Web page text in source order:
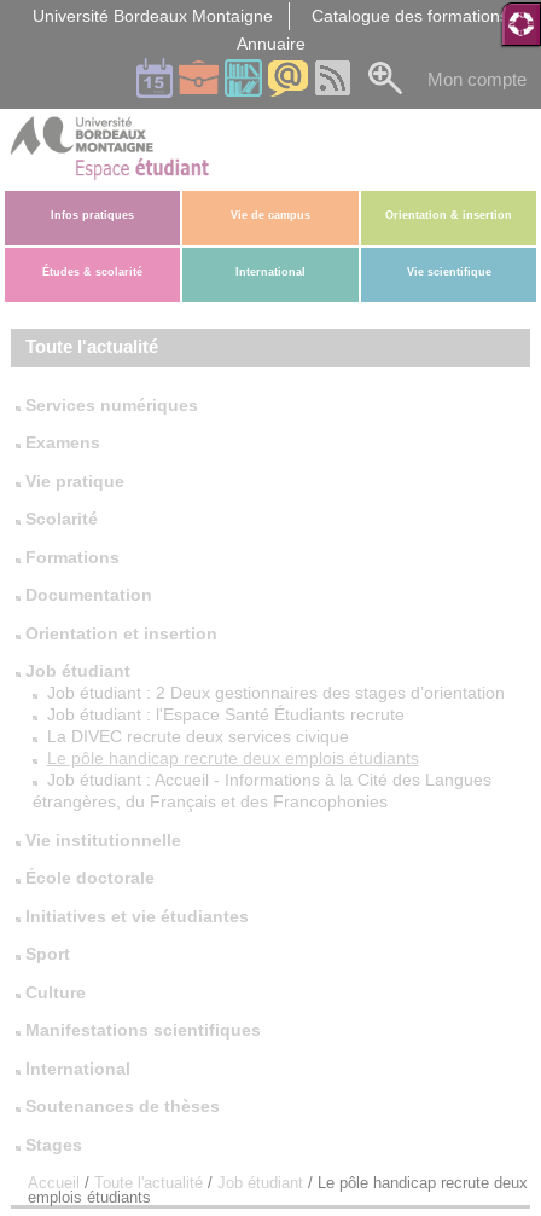
Université Bordeaux Montaigne
Catalogue des formations
Annuaire
Mon compte
Infos pratiques Vie de campus Orientation & insertion
Études & scolarité International Vie scientifique
Toute l'actualité
Services numériques
Examens
Vie pratique
Scolarité
Formations
Documentation
Orientation et insertion
Job étudiant
Job étudiant : 2 Deux gestionnaires des stages d’orientation
Job étudiant : l'Espace Santé Étudiants recrute
La DIVEC recrute deux services civique
Le pôle handicap recrute deux emplois étudiants
Job étudiant : Accueil - Informations à la Cité des Langues
étrangères, du Français et des Francophonies
Vie institutionnelle
École doctorale
Initiatives et vie étudiantes
Sport
Culture
Manifestations scientifiques
International
Soutenances de thèses
Stages
Accueil / Toute l'actualité/ Job étudiant / Le pôle handicap recrute deux
emplois étudiants
Gestion des cookies